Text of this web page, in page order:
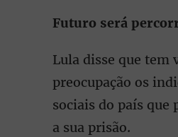
Futuro será
Lula disse que tem
preocupação os
sociais do país que
a sua prisão.